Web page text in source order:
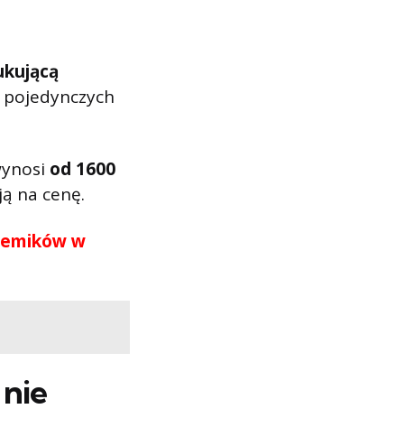
od 1600
na cenę.
w